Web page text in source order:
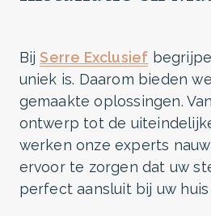
BijSerre Exclusief
uniek is. Daarom bieden
gemaakte oplossingen.
ontwerp tot de
werken onze experts
ervoor te zorgen dat uw
perfect aansluit bij uw